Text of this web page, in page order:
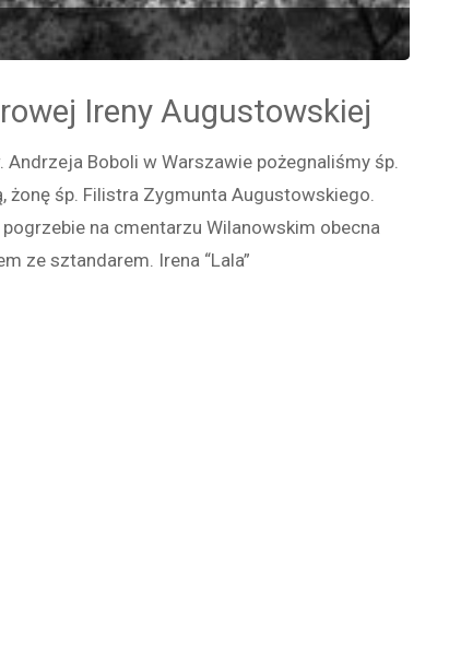
Ireny Augustowskiej
Andrzeja Boboli w Warszawie pożegnaliśmy śp.
żonę śp. Filistra Zygmunta Augustowskiego.
na cmentarzu Wilanowskim obecna
ze sztandarem. Irena “Lala”